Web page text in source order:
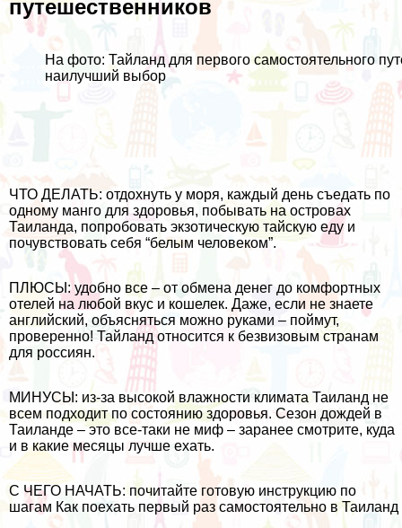
путешественников
На фото: Тайланд для первого самостоятельного
наилучший выбор
ЧТО ДЕЛАТЬ: отдохнуть у моря, каждый день съедать по
одному манго для здоровья, побывать наостровах
Таиланда, попробовать экзотическую тайскую еду и
почувствовать себя “белым человеком”.
ПЛЮСЫ: удобно все – от обмена денег до комфортных
отелей на любой вкус и кошелек. Даже, если не знаете
английский, объясняться можно руками – поймут,
проверенно! Тайланд относится к безвизовым странам
для россиян.
МИНУСЫ: из-за высокой влажности климата Таиланд не
всем подходит по состоянию здоровья. Сезон дождей в
Таиланде – это все-таки не миф – заранее смотрите, куда
и в какие месяцы лучше ехать.
С ЧЕГО НАЧАТЬ: почитайте готовую инструкцию по
шагам Как поехать первый раз самостоятельно в Таиланд